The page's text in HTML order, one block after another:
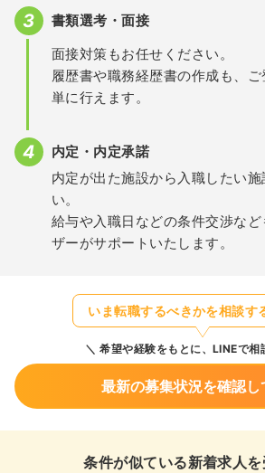
書類選考・面接
面接対策もお任せください。
履歴書や職務経歴書の作成も、
単に行えます。
内定・内定承諾
内定が出た施設から入職したい
い。
給与や入職日などの条件交渉な
ザーがサポートいたします。
いま転職するべきかを相談す
希望や経験をもとに、LINEで相
最新の募集状況を確認し
条件が似ている新着求人